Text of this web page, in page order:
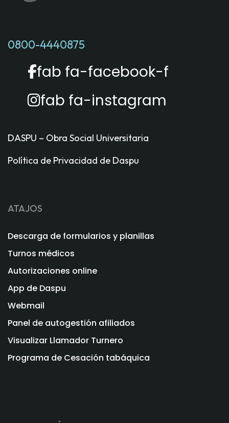
0800-4440875
fab fa-facebook-f
fab fa-instagram
DASPU – Obra Social Universitaria
Política de Privacidad de Daspu
ATAJOS
Descarga de formularios y planillas
Turnos médicos
Autorizaciones online
App de Daspu
Webmail
Panel de autogestión afiliados
Visualizar Llamador Turnero
Programa de Cesación tabáquica